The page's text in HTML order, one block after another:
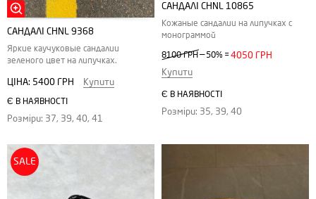
САНДАЛІ CHNL 9368
Яркие каучуковые сандалии
зеленого цвет на липучках.
ЦІНА: 5400 ГРН Купити
Є В НАЯВНОСТІ
Розміри: 37, 39, 40, 41
САНДАЛІ CHNL 10865
Кожаные сандалии на липучках с
монограммой
8100 ГРН — 50% =4050 ГРН
Купити
Є В НАЯВНОСТІ
Розміри: 35, 39, 40
SALE